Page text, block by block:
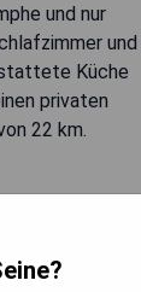
und nur
und
Küche
privaten
22 km.